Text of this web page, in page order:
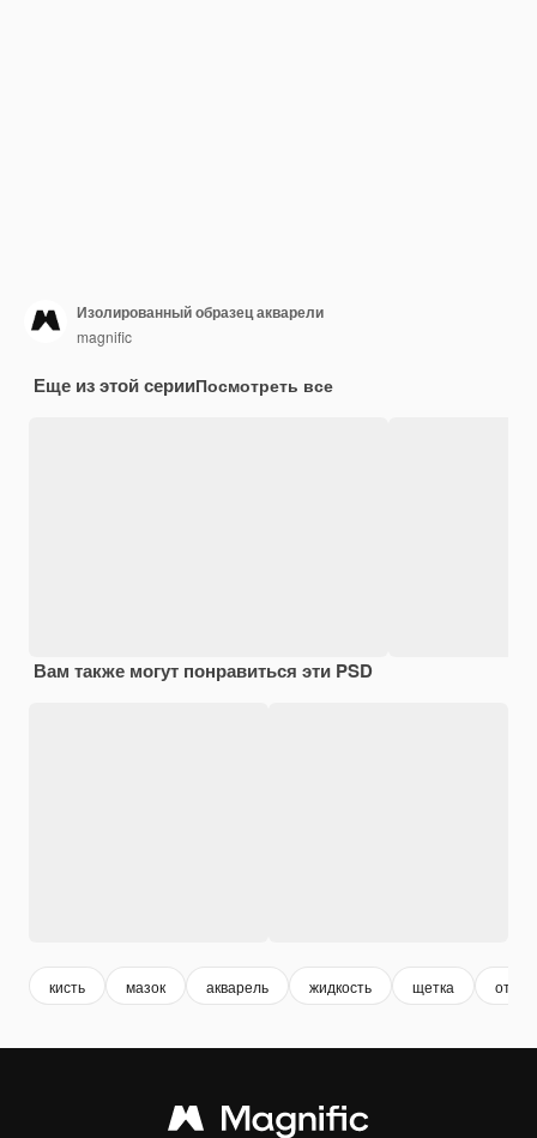
Изолированный образец акварели
magnific
Еще из этой серииПосмотреть все
Вам также могут понравиться эти PSD
кисть мазок акварель жидкость щетка